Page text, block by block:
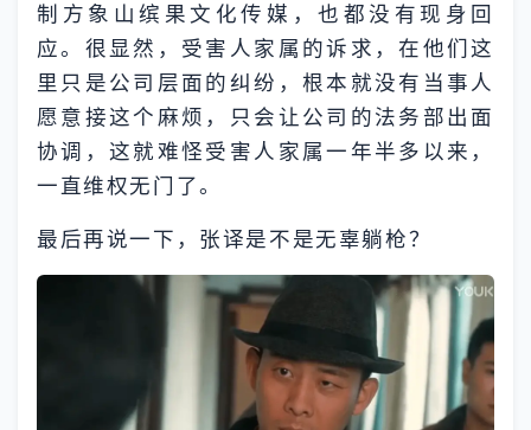
制方象山缤果文化传媒，也都没有现身回
应。很显然，受害人家属的诉求，在他们这
里只是公司层面的纠纷，根本就没有当事人
愿意接这个麻烦，只会让公司的法务部出面
协调，这就难怪受害人家属一年半多以来，
一直维权无门了。
最后再说一下，张译是不是无辜躺枪？